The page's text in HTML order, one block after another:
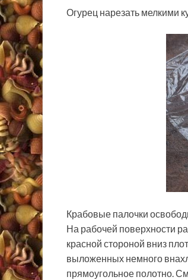
Огурец нарезать мелкими
Крабовые палочки
На рабочей поверхности
красной стороной вниз
выложенных немного
прямоугольное полотно.